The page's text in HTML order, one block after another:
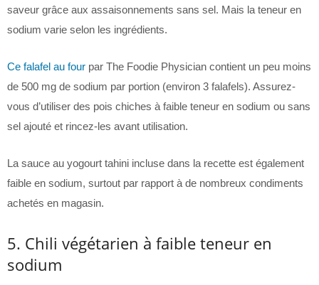
saveur grâce aux assaisonnements sans sel. Mais la teneur en
sodium varie selon les ingrédients.
Ce falafel au four par The Foodie Physician contient un peu moins
de 500 mg de sodium par portion (environ 3 falafels). Assurez-
vous d’utiliser des pois chiches à faible teneur en sodium ou sans
sel ajouté et rincez-les avant utilisation.
La sauce au yogourt tahini incluse dans la recette est également
faible en sodium, surtout par rapport à de nombreux condiments
achetés en magasin.
5. Chili végétarien à faible teneur en
sodium